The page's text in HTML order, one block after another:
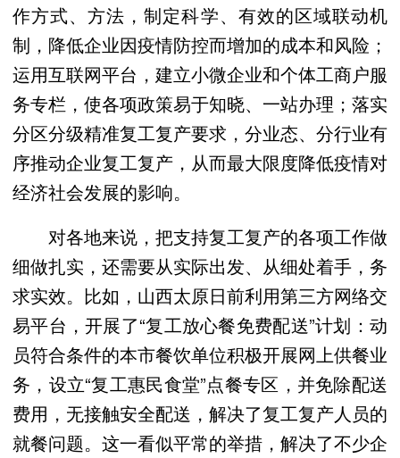
作方式、方法，制定科学、有效的区域联动机
制，降低企业因疫情防控而增加的成本和风险；
运用互联网平台，建立小微企业和个体工商户服
务专栏，使各项政策易于知晓、一站办理；落实
分区分级精准复工复产要求，分业态、分行业有
序推动企业复工复产，从而最大限度降低疫情对
经济社会发展的影响。
对各地来说，把支持复工复产的各项工作做
细做扎实，还需要从实际出发、从细处着手，务
求实效。比如，山西太原日前利用第三方网络交
易平台，开展了“复工放心餐免费配送”计划：动
员符合条件的本市餐饮单位积极开展网上供餐业
务，设立“复工惠民食堂”点餐专区，并免除配送
费用，无接触安全配送，解决了复工复产人员的
就餐问题。这一看似平常的举措，解决了不少企